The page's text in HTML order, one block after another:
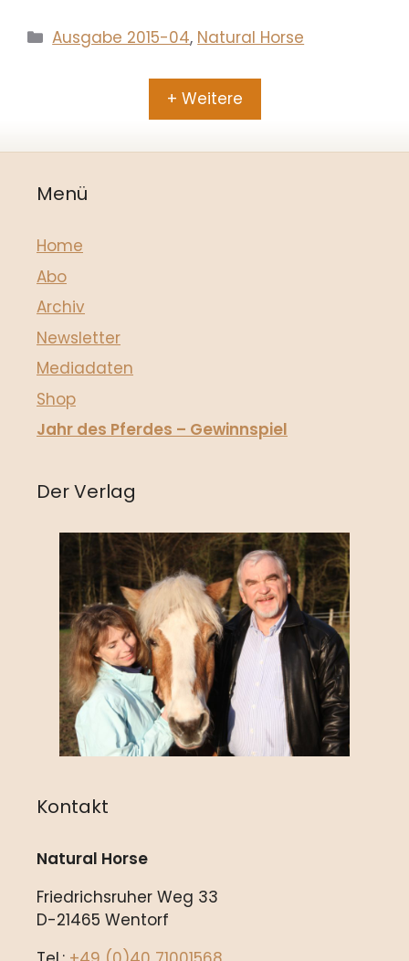
Kategorien
Ausgabe 2015-04, Natural Horse
+ Weitere
Menü
Home
Abo
Archiv
Newsletter
Mediadaten
Shop
Jahr des Pferdes – Gewinnspiel
Der Verlag
Kontakt
Natural Horse
Friedrichsruher Weg 33
D-21465 Wentorf